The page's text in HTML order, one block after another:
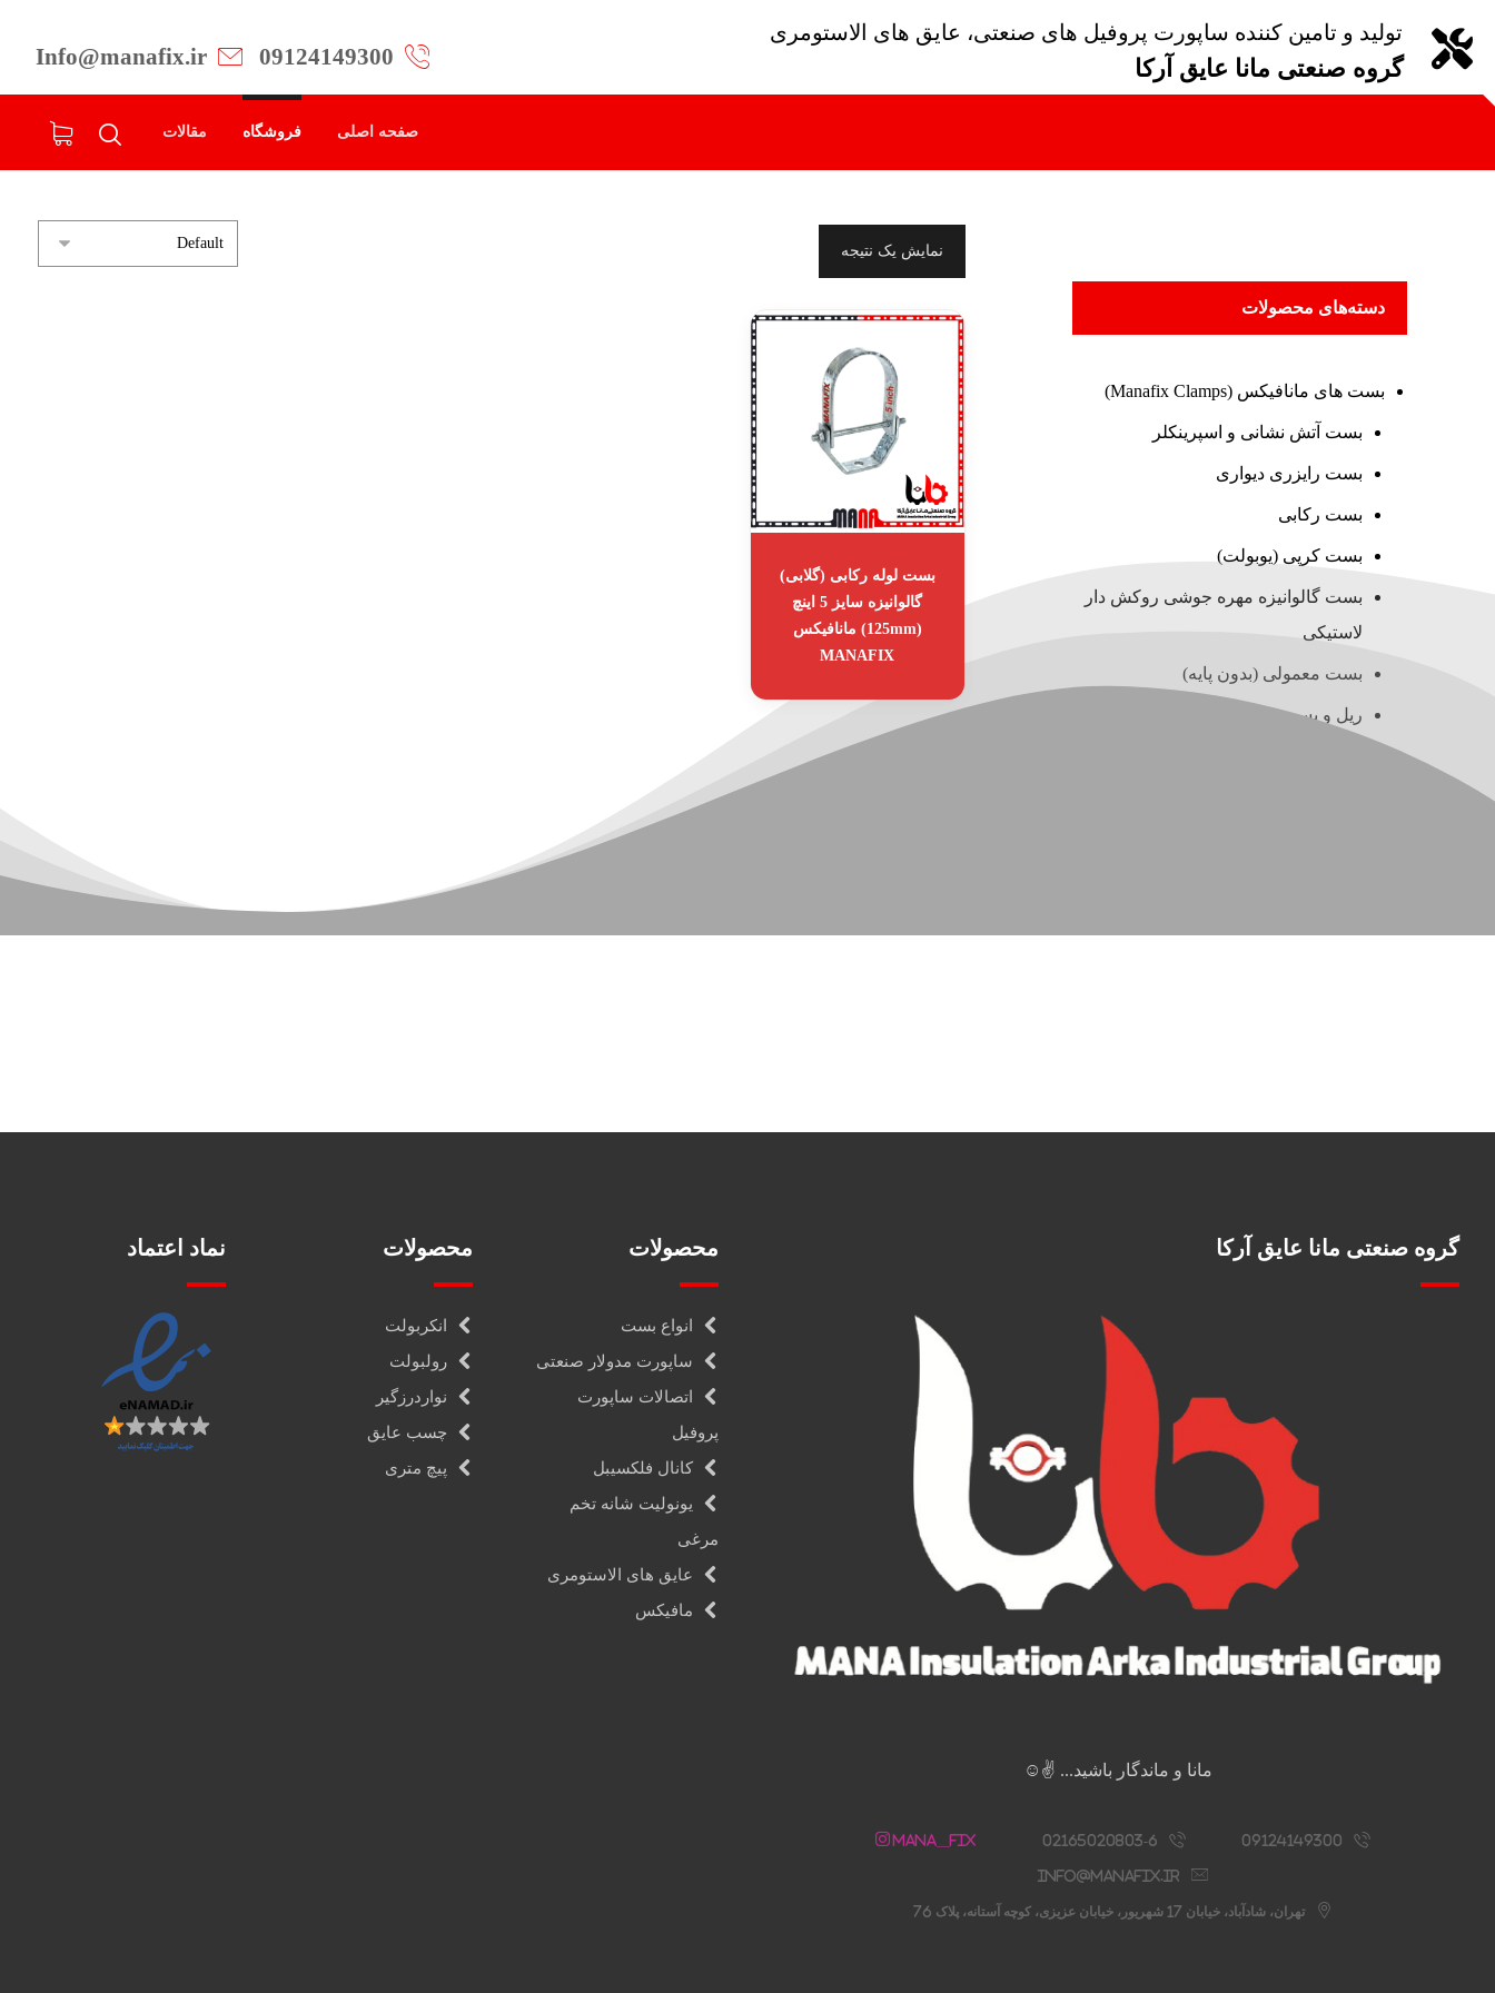
تولید و تامین کننده ساپورت پروفیل های صنعتی، عایق های الاستومری
گروه صنعتی مانا عایق آرکا Info@manafix.ir 09124149300
صفحه اصلی فروشگاه مقالات
نمایش یک نتیجه
بست لوله رکابی (گلابی)
گالوانیزه سایز 5 اینچ
(125mm) مانافیکس
MANAFIX
دسته‌های محصولات
بست های مانافیکس (Manafix Clamps)
بست آتش نشانی و اسپرینکلر
بست رایزری دیواری
بست رکابی
بست کرپی (یوبولت)
بست گالوانیزه مهره جوشی روکش دار
لاستیکی
بست معمولی (بدون پایه)
ریل و بست چنگالی (سی چنل)
گروه صنعتی مانا عایق آرکا
مانا و ماندگار باشید... ✌️☺️
09124149300
02165020803-6
Mana__fix
info@manafix.ir
تهران، شادآباد، خیابان 17 شهریور، خیابان عزیزی، کوچه آستانه، پلاک 76
محصولات
انواع بست
ساپورت مدولار صنعتی
اتصالات ساپورت
پروفیل
کانال فلکسیبل
یونولیت شانه تخم
مرغی
عایق های الاستومری
مافیکس
محصولات
انکربولت
رولبولت
نواردرزگیر
چسب عایق
پیچ متری
نماد اعتماد